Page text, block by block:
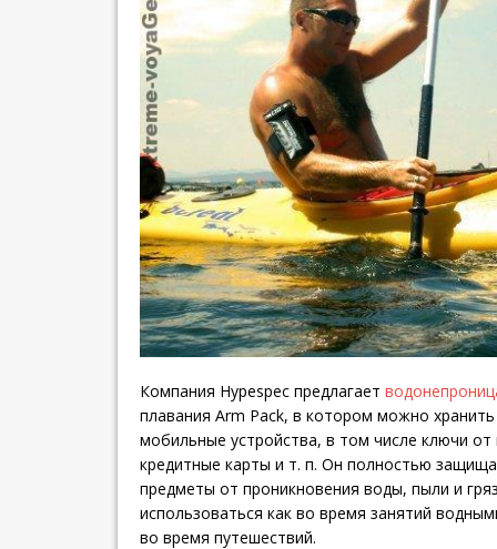
Компания Hypespec предлагает
плавания Arm Pack, в котором можно
мобильные устройства, в том числе ключи
кредитные карты и т. п. Он полностью
предметы от проникновения воды, пыли и
использоваться как во время занятий
во время путешествий.